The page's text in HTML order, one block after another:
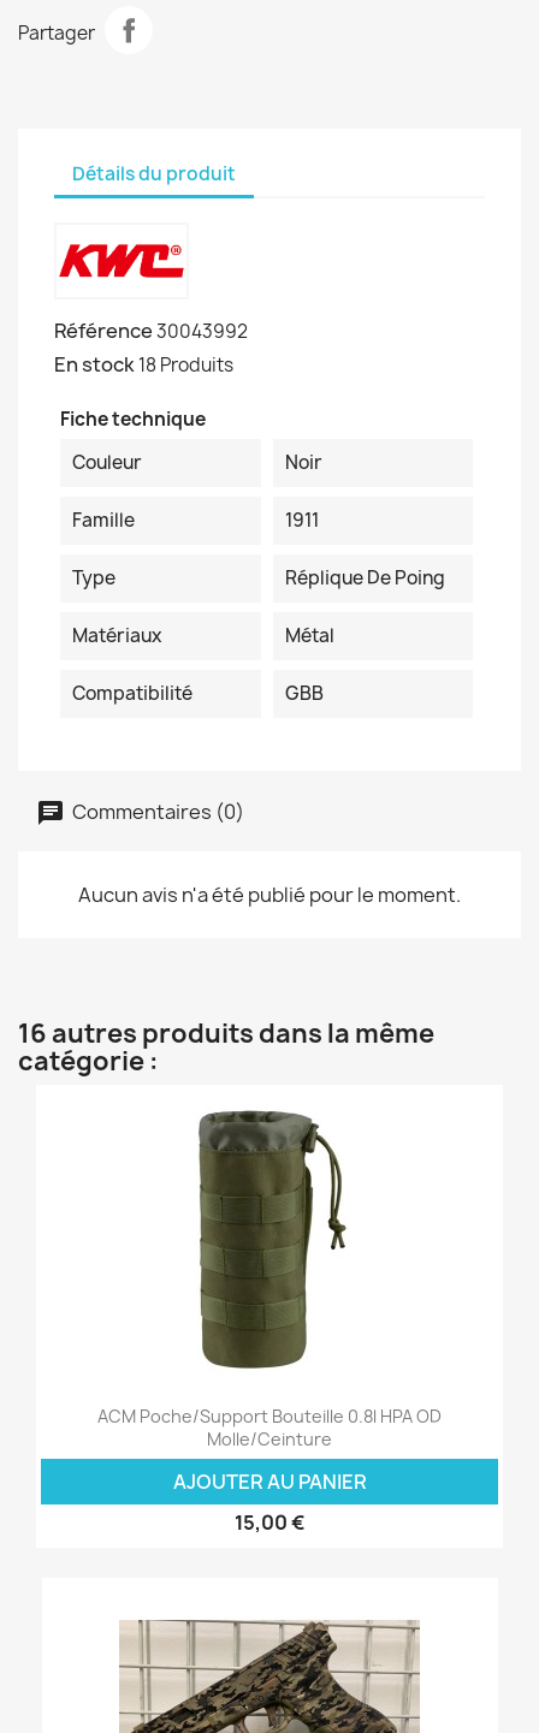
Partager
Détails du produit
Référence30043992
En stock18 Produits
Fiche technique
Couleur
Noir
Famille 1911
Type Réplique De Poing
Matériaux Métal
Compatibilité GBB
Commentaires (0)
Aucun avis n'a été publié pour le moment.
16 autres produits dans la même
catégorie :
ACM Poche/Support Bouteille 0.8l HPA OD
Molle/Ceinture
AJOUTER AU PANIER
15,00 €